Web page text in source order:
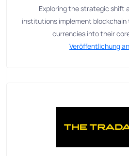
Exploring the strategic shift
institutions implement blockchain
currencies into their
Veröffentlichung